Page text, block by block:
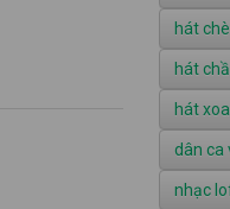
hát
hát
hát
dân ca
nhạc